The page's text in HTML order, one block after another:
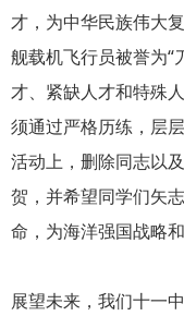
才，为中华民族伟大
舰载机飞行员被誉为“
才、紧缺人才和特殊
须通过严格历练，层
活动上，删除同志以
贺，并希望同学们矢
命，为海洋强国战略
展望未来，我们十一